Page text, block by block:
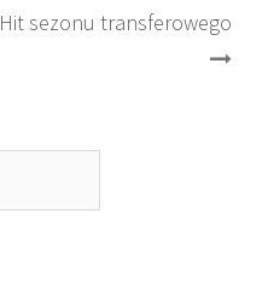
Hit sezonu transferowego